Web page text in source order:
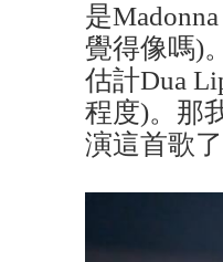
是
覺得像嗎)
估計Dua
程度)。那
演這首歌